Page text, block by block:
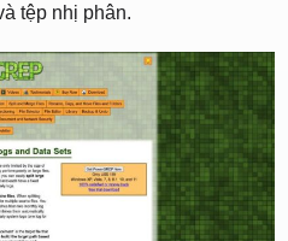
tệp nhị phân.